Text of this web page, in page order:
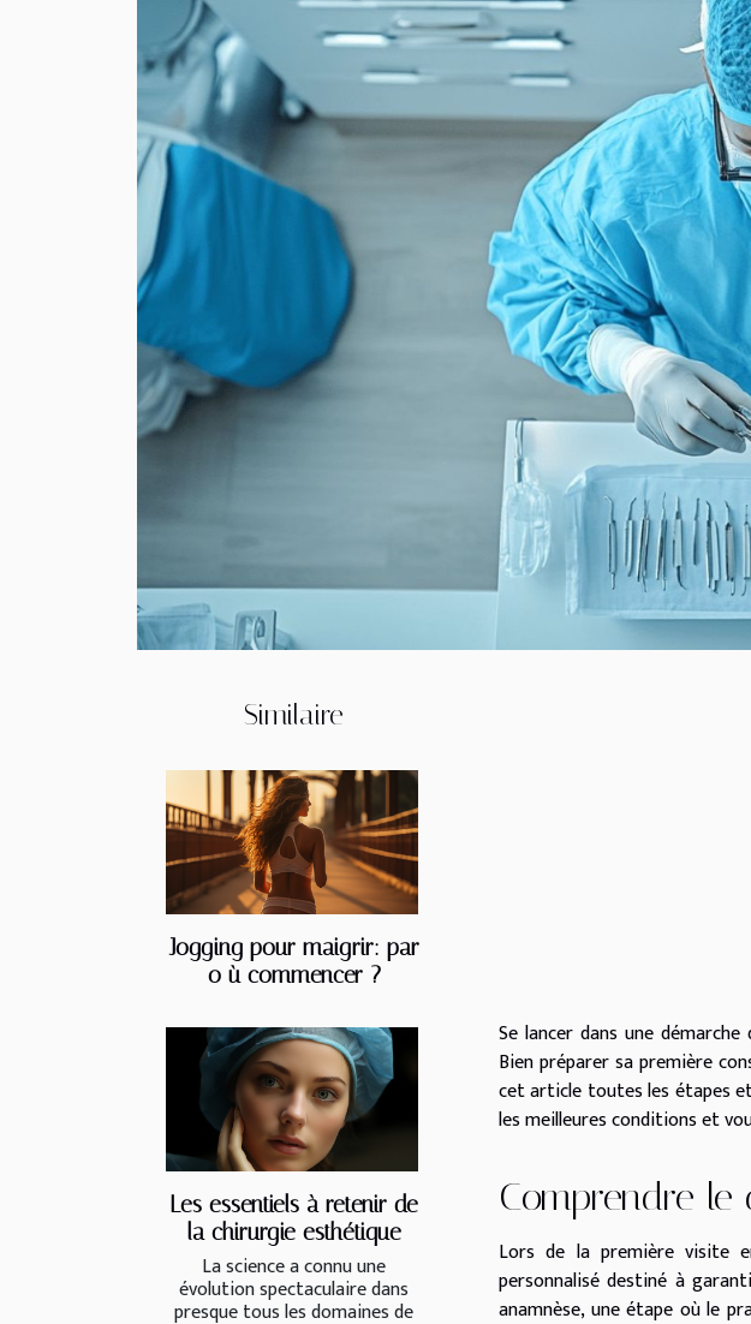
Similaire
Jogging pour maigrir: par
o ù commencer ?
Les essentiels à retenir de
la chirurgie esthétique
La science a connu une
évolution spectaculaire dans
presque tous les domaines de
Se lancer dans une
Bien préparer sa première
cet article toutes les étapes
les meilleures conditions et
Comprendre
Lors de la première visite
personnalisé destiné à
anamnèse, une étape où le